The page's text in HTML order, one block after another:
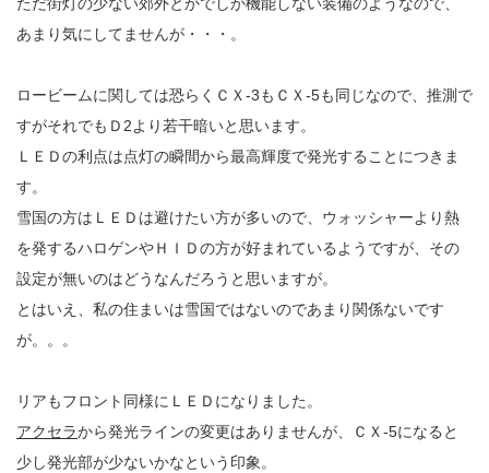
ただ街灯の少ない郊外とかでしか機能しない装備のようなので、
あまり気にしてませんが・・・。
ロービームに関しては恐らくＣＸ-3もＣＸ-5も同じなので、推測で
すがそれでもＤ2より若干暗いと思います。
ＬＥＤの利点は点灯の瞬間から最高輝度で発光することにつきま
す。
雪国の方はＬＥＤは避けたい方が多いので、ウォッシャーより熱
を発するハロゲンやＨＩＤの方が好まれているようですが、その
設定が無いのはどうなんだろうと思いますが。
とはいえ、私の住まいは雪国ではないのであまり関係ないです
が。。。
リアもフロント同様にＬＥＤになりました。
アクセラから発光ラインの変更はありませんが、ＣＸ-5になると
少し発光部が少ないかなという印象。